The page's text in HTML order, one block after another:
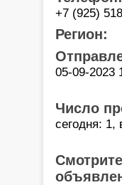
+7 (925)
Регион:
05-09-2023
Число
сегодня: 1,